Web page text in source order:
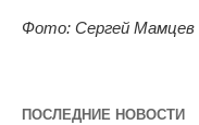
Фото: Сергей Мамцев
ПОСЛЕДНИЕ НОВОСТИ